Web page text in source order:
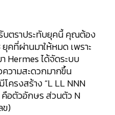
บตราประทับยุคนี้ คุณต้อง
คที่ผ่านมาให้หมด เพราะ
Hermes ได้จัดระบบ
วามสะดวกมากขึ้น
ครงสร้าง “L LL NNN
คือตัวอักษร ส่วนตัว N
ข)